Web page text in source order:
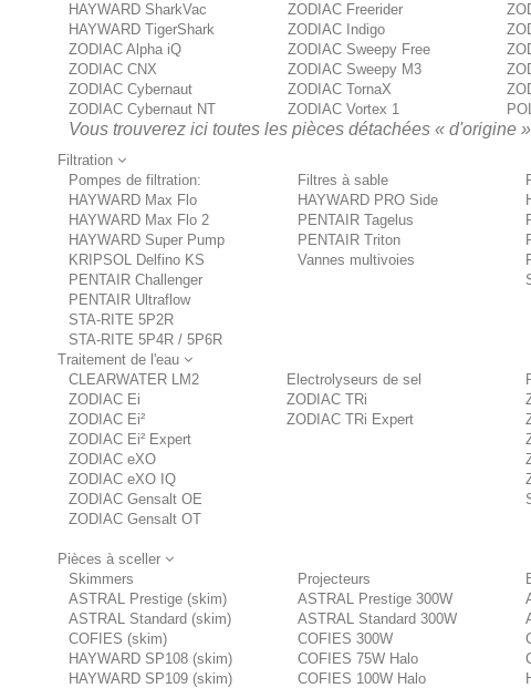
HAYWARD SharkVac
HAYWARD TigerShark
ZODIAC Alpha iQ
ZODIAC CNX
ZODIAC Cybernaut
ZODIAC Cybernaut NT
ZODIAC Freerider
ZODIAC Indigo
ZODIAC Sweepy Free
ZODIAC Sweepy M3
ZODIAC TornaX
ZODIAC Vortex 1
Vous trouverez ici toutes les pièces détachées « d'origine
Filtration
Pompes de filtration:
HAYWARD Max Flo
HAYWARD Max Flo 2
HAYWARD Super Pump
KRIPSOL Delfino KS
PENTAIR Challenger
PENTAIR Ultraflow
STA-RITE 5P2R
STA-RITE 5P4R / 5P6R
Filtres à sable
HAYWARD PRO Side
PENTAIR Tagelus
PENTAIR Triton
Vannes multivoies
Traitement de l'eau
Electrolyseurs de sel
CLEARWATER LM2
ZODIAC Ei
ZODIAC Ei²
ZODIAC Ei² Expert
ZODIAC eXO
ZODIAC eXO IQ
ZODIAC Gensalt OE
ZODIAC Gensalt OT
ZODIAC TRi
ZODIAC TRi Expert
Pièces à sceller
Skimmers
ASTRAL Prestige (skim)
ASTRAL Standard (skim)
COFIES (skim)
HAYWARD SP108 (skim)
HAYWARD SP109 (skim)
Projecteurs
ASTRAL Prestige 300W
ASTRAL Standard 300W
COFIES 300W
COFIES 75W Halo
COFIES 100W Halo